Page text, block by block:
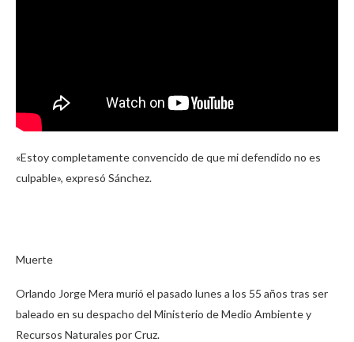
«Estoy completamente convencido de que mi defendido no es
culpable», expresó Sánchez.
Muerte
Orlando Jorge Mera murió el pasado lunes a los 55 años tras ser
baleado en su despacho del Ministerio de Medio Ambiente y
Recursos Naturales por Cruz.